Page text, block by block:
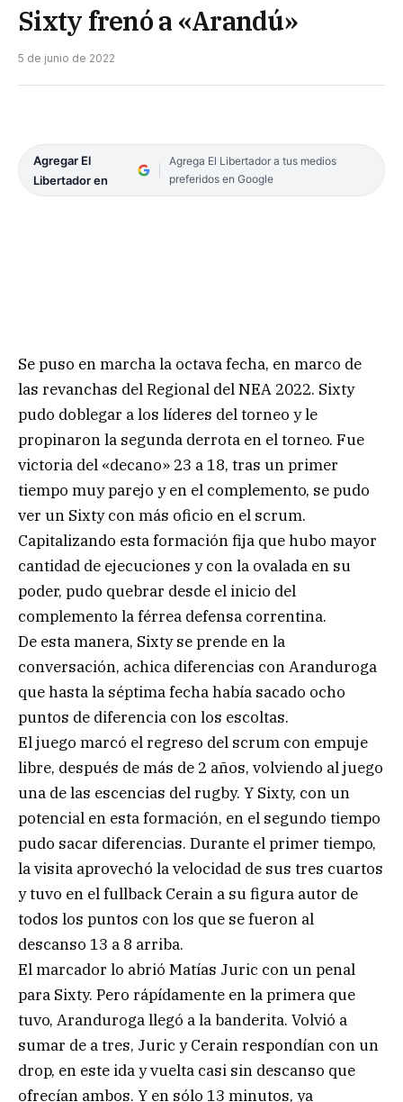
Sixty frenó a «Arandú»
5 de junio de 2022
Agregar El
Libertador en
Agrega El Libertador a tus medios
preferidos en Google
Se puso en marcha la octava fecha, en marco de
las revanchas del Regional del NEA 2022. Sixty
pudo doblegar a los líderes del torneo y le
propinaron la segunda derrota en el torneo. Fue
victoria del «decano» 23 a 18, tras un primer
tiempo muy parejo y en el complemento, se pudo
ver un Sixty con más oficio en el scrum.
Capitalizando esta formación fija que hubo mayor
cantidad de ejecuciones y con la ovalada en su
poder, pudo quebrar desde el inicio del
complemento la férrea defensa correntina.
De esta manera, Sixty se prende en la
conversación, achica diferencias con Aranduroga
que hasta la séptima fecha había sacado ocho
puntos de diferencia con los escoltas.
El juego marcó el regreso del scrum con empuje
libre, después de más de 2 años, volviendo al juego
una de las escencias del rugby. Y Sixty, con un
potencial en esta formación, en el segundo tiempo
pudo sacar diferencias. Durante el primer tiempo,
la visita aprovechó la velocidad de sus tres cuartos
y tuvo en el fullback Cerain a su figura autor de
todos los puntos con los que se fueron al
descanso 13 a 8 arriba.
El marcador lo abrió Matías Juric con un penal
para Sixty. Pero rápídamente en la primera que
tuvo, Aranduroga llegó a la banderita. Volvió a
sumar de a tres, Juric y Cerain respondían con un
drop, en este ida y vuelta casi sin descanso que
ofrecían ambos. Y en sólo 13 minutos, ya